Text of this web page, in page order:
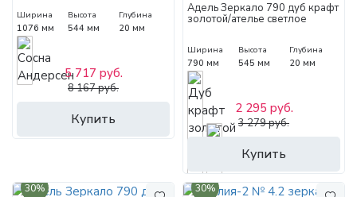
Ширина
1076 мм
Высота
544 мм
Глубина
20 мм
Купить
5 717 руб.
8 167 руб.
Адель Зеркало 790 дуб крафт
золотой/ателье светлое
Ширина
790 мм
Высота
545 мм
Глубина
20 мм
Купить
2 295 руб.
3 279 руб.
30% 30%